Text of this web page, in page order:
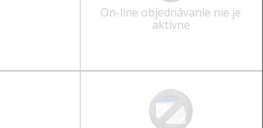
On-line objednávanie nie je
aktívne